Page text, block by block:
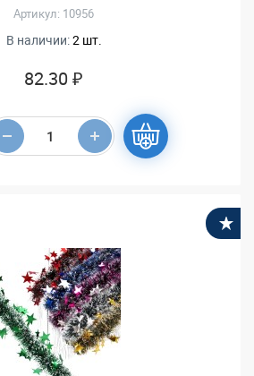
Артикул: 10956
В наличии:2 шт.
82.30 ₽